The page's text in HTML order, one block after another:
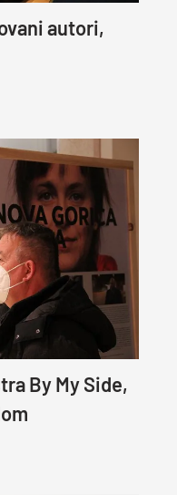
autori,
By My Side,